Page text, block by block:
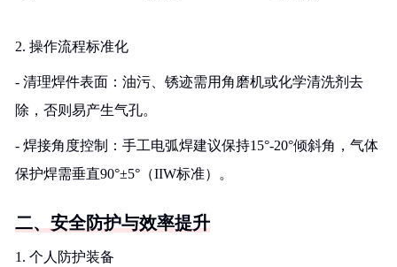
2. 操作流程标准化
- 清理焊件表面：油污、锈迹需用角磨机或化学清洗剂去
除，否则易产生气孔。
- 焊接角度控制：手工电弧焊建议保持15°-20°倾斜角，气体
保护焊需垂直90°±5°（IIW标准）。
二、安全防护与效率提升
1. 个人防护装备